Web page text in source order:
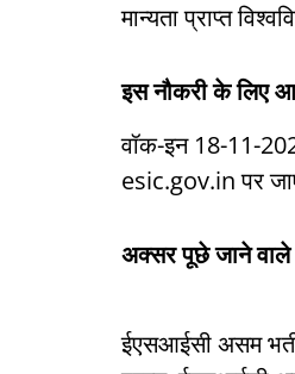
मान्यता प्राप्त
इस नौकरी के लिए
वॉक-इन 18-11-
esic.gov.in पर
अक्सर पूछे जाने वाले
ईएसआईसी असम